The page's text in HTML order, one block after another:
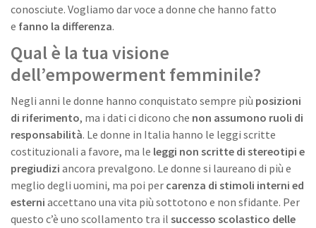
conosciute. Vogliamo dar voce a donne che hanno fatto
e fanno la differenza.
Qual è la tua visione
dell’empowerment femminile?
Negli anni le donne hanno conquistato sempre più posizioni
di riferimento, ma i dati ci dicono che non assumono ruoli di
responsabilità. Le donne in Italia hanno le leggi scritte
costituzionali a favore, ma le leggi non scritte di stereotipi e
pregiudizi ancora prevalgono. Le donne si laureano di più e
meglio degli uomini, ma poi per carenza di stimoli interni ed
esterni accettano una vita più sottotono e non sfidante. Per
questo c’è uno scollamento tra il successo scolastico delle